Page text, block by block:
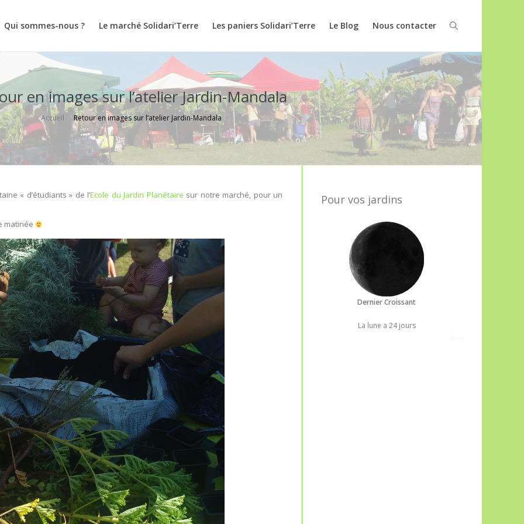
Qui sommes-nous ? Le marché Solidari’Terre Les paniers Solidari’Terre Le Blog Nous contacter
en images sur l’atelier Jardin-Mandala
Accueil Retour en images sur l’atelier Jardin-Mandala
« d’étudiants » de l’Ecole du Jardin Planétaire sur notre marché, pour un
matinée
Pour vos jardins
Dernier Croissant
La lune a 24 jours